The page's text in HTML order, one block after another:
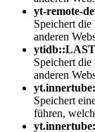
yt-remote-
Speichert
anderen
Speichert
anderen
Speichert
führen,